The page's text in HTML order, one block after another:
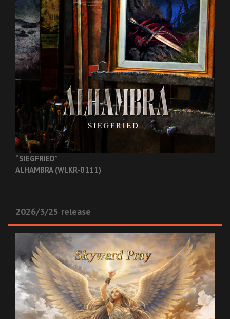
“SIEGFRIED”
ALHAMBRA (WLKR-0111)
2026/3/25 release